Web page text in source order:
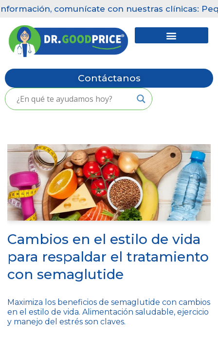
Saltar
al
contenido
comunícate con nuestras clínicas:
Contáctanos
Cambios en el estilo de vida
para respaldar el tratamiento
con semaglutide
Maximiza los beneficios de semaglutide con cambios
en el estilo de vida. Alimentación saludable, ejercicio
y manejo del estrés son claves.